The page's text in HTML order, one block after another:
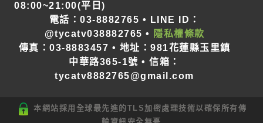
08:00~21:00(平日)
電話：03-8882765 • LINE ID：
@tycatv038882765 •
隱私權條款
傳真：03-8883457 • 地址：981花蓮縣玉里鎮
中華路365-1號 • 信箱：
tycatv8882765@gmail.com
本網站採用全球最先進的TLS加密處理技術以確保所有傳